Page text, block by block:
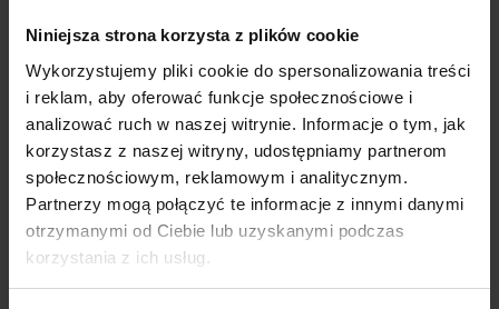
Niniejsza strona korzysta z plików cookie
Wykorzystujemy pliki cookie do spersonalizowania treści
i reklam, aby oferować funkcje społecznościowe i
analizować ruch w naszej witrynie. Informacje o tym, jak
korzystasz z naszej witryny, udostępniamy partnerom
społecznościowym, reklamowym i analitycznym.
Partnerzy mogą połączyć te informacje z innymi danymi
otrzymanymi od Ciebie lub uzyskanymi podczas
korzystania z ich usług.